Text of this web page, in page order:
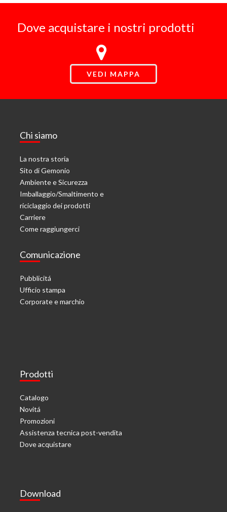
Dove acquistare i nostri prodotti
VEDI MAPPA
Chi siamo
La nostra storia
Sito di Gemonio
Ambiente e Sicurezza
Imballaggio/Smaltimento e
riciclaggio dei prodotti
Carriere
Come raggiungerci
Comunicazione
Pubblicitá
Ufficio stampa
Corporate e marchio
Prodotti
Catalogo
Novitá
Promozioni
Assistenza tecnica post-vendita
Dove acquistare
Download